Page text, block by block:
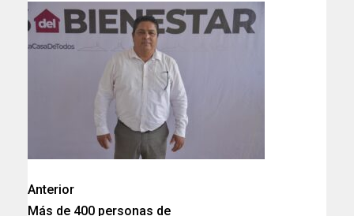
Anterior
Más de 400 personas de